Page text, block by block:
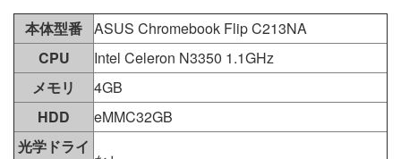
本体型番 ASUS Chromebook Flip C213NA
CPU
Intel Celeron N3350 1.1GHz
メモリ
4GB
HDD
eMMC32GB
光学ドライ